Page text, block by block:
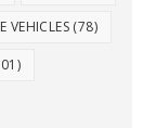
VEHICLES (78)